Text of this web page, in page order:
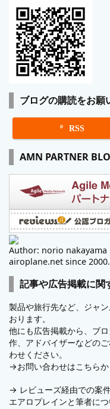
ブログの購読をお願
 RSS
AMN PARTNER
Author: norio nakayama
airoplane.net since
記事や広告掲載に関
製品や旅行先など、ジャ
おります。
他にも広告掲載から、ブ
作、アドバイザーなどの
わせください。
→お問い合わせはこちらか
→ レビューズ経由での案
エアロプレインと筆者につ